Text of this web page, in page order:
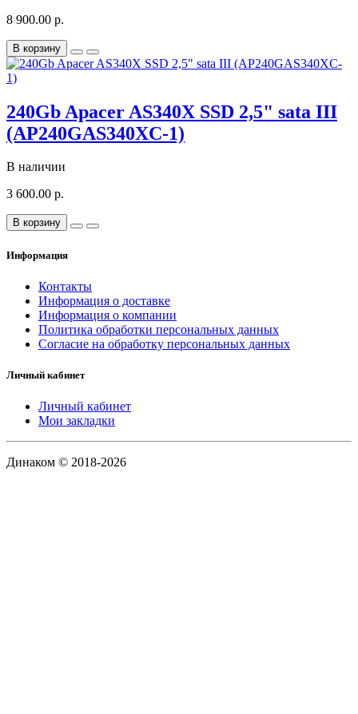
8 900.00 р.
В корзину
240Gb Apacer AS340X SSD 2,5" sata III
(AP240GAS340XC-1)
В наличии
3 600.00 р.
В корзину
Информация
Контакты
Информация о доставке
Информация о компании
Политика обработки персональных данных
Согласие на обработку персональных данных
Личный кабинет
Личный кабинет
Мои закладки
Динаком © 2018-2026